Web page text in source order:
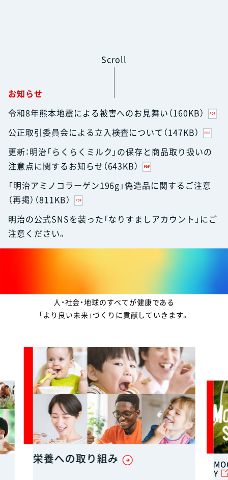
Scroll
お知らせ
令和8年熊本地震による被害へのお見舞い（160KB）
公正取引委員会による立入検査について（147KB）
更新：明治「らくらくミルク」の保存と商品取り扱いの
注意点に関するお知らせ（643KB）
「明治アミノコラーゲン196g」偽造品に関するご注意
（再掲）（811KB）
明治の公式SNSを装った「なりすましアカウント」にご
注意ください。
人・社会・地球のすべてが健康である
「より良い未来」づくりに貢献していきます。
栄養への取り組み
Y